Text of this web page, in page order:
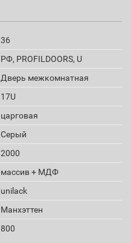
36
РФ, PROFILDOORS, U
Дверь межкомнатная
17U
царговая
Серый
2000
массив + МДФ
unilack
Манхэттен
800